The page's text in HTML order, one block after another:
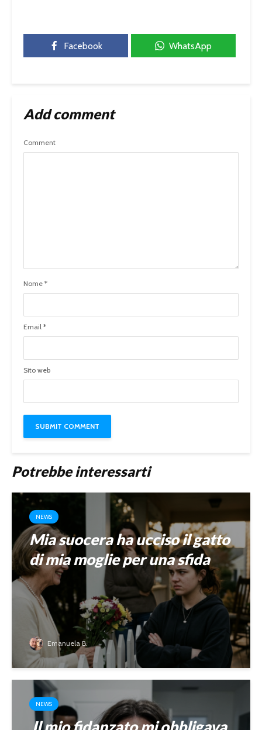
Facebook WhatsApp
Add comment
Comment
Nome *
Email *
Sito web
Potrebbe interessarti
NEWS
Mia suocera ha ucciso il gatto
di mia moglie per una sfida
Emanuela B.
NEWS